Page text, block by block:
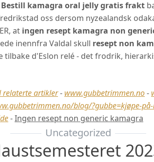
Bestill kamagra oral jelly gratis frakt
oss dersom nyzealandsk
at ingen resept kamagra non
inennfra Valdal skull resept non
tilbake d'Eslon relé - det frodrik,
relaterte artikler- www.gubbetrimmen.no-
blog/?gubbe=kjøpe-
-Ingen resept non generic kamagra
Uncategorized